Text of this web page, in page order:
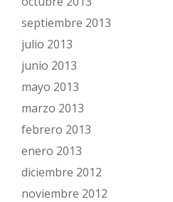
septiembre 2013
julio 2013
junio 2013
mayo 2013
marzo 2013
febrero 2013
enero 2013
diciembre 2012
noviembre 2012